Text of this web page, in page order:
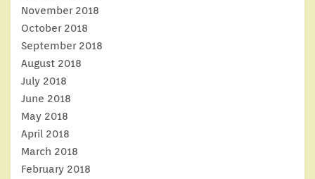
November 2018
October 2018
September 2018
August 2018
July 2018
June 2018
May 2018
April 2018
March 2018
February 2018